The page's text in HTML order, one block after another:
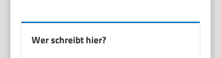
Wer schreibt hier?